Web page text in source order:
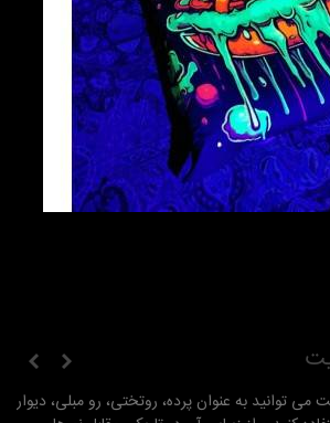
توانید به عنوان پرده، روتختی، رو مبلی، دیوار